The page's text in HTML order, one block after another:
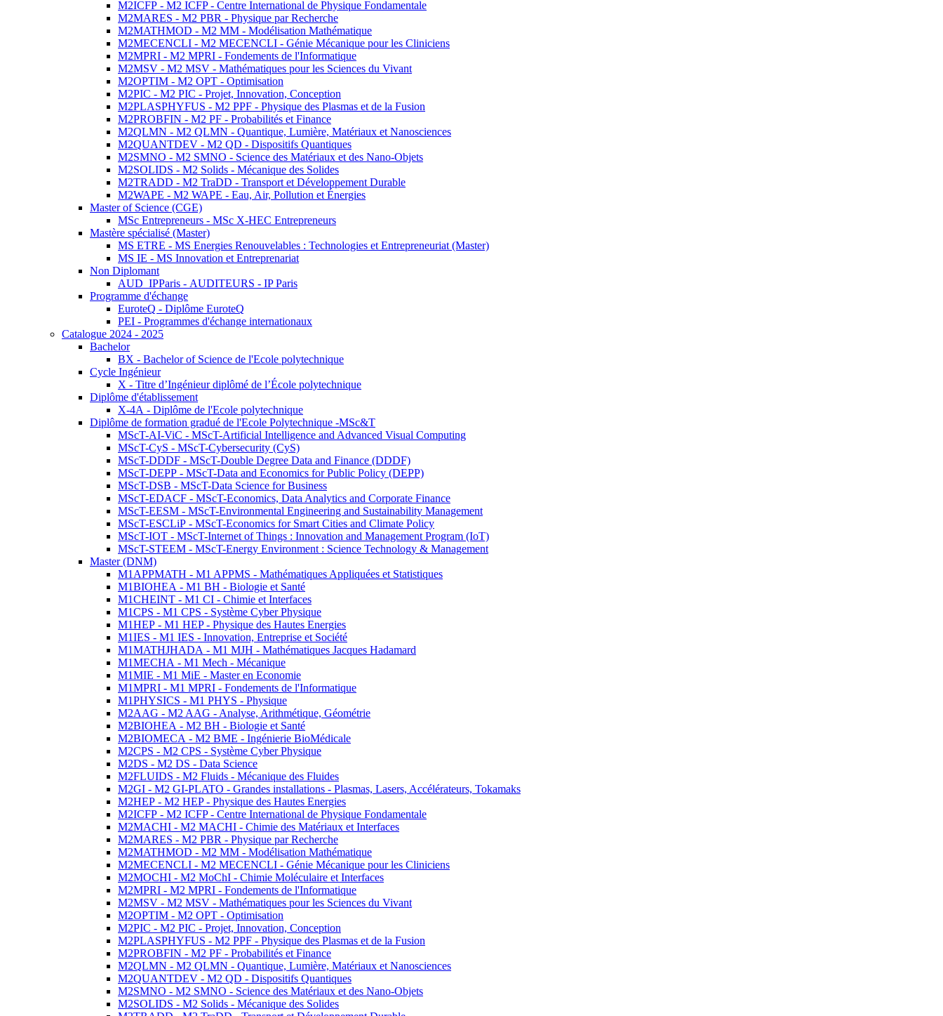
M2ICFP - M2 ICFP - Centre International de Physique Fondamentale
M2MARES - M2 PBR - Physique par Recherche
M2MATHMOD - M2 MM - Modélisation Mathématique
M2MECENCLI - M2 MECENCLI - Génie Mécanique pour les Cliniciens
M2MPRI - M2 MPRI - Fondements de l'Informatique
M2MSV - M2 MSV - Mathématiques pour les Sciences du Vivant
M2OPTIM - M2 OPT - Optimisation
M2PIC - M2 PIC - Projet, Innovation, Conception
M2PLASPHYFUS - M2 PPF - Physique des Plasmas et de la Fusion
M2PROBFIN - M2 PF - Probabilités et Finance
M2QLMN - M2 QLMN - Quantique, Lumière, Matériaux et Nanosciences
M2QUANTDEV - M2 QD - Dispositifs Quantiques
M2SMNO - M2 SMNO - Science des Matériaux et des Nano-Objets
M2SOLIDS - M2 Solids - Mécanique des Solides
M2TRADD - M2 TraDD - Transport et Développement Durable
M2WAPE - M2 WAPE - Eau, Air, Pollution et Énergies
Master of Science (CGE)
MSc Entrepreneurs - MSc X-HEC Entrepreneurs
Mastère spécialisé (Master)
MS ETRE - MS Energies Renouvelables : Technologies et Entrepreneuriat (Master)
MS IE - MS Innovation et Entreprenariat
Non Diplomant
AUD_IPParis - AUDITEURS - IP Paris
Programme d'échange
EuroteQ - Diplôme EuroteQ
PEI - Programmes d'échange internationaux
Catalogue 2024 - 2025
Bachelor
BX - Bachelor of Science de l'Ecole polytechnique
Cycle Ingénieur
X - Titre d’Ingénieur diplômé de l’École polytechnique
Diplôme d'établissement
X-4A - Diplôme de l'Ecole polytechnique
Diplôme de formation gradué de l'Ecole Polytechnique -MSc&T
MScT-AI-ViC - MScT-Artificial Intelligence and Advanced Visual Computing
MScT-CyS - MScT-Cybersecurity (CyS)
MScT-DDDF - MScT-Double Degree Data and Finance (DDDF)
MScT-DEPP - MScT-Data and Economics for Public Policy (DEPP)
MScT-DSB - MScT-Data Science for Business
MScT-EDACF - MScT-Economics, Data Analytics and Corporate Finance
MScT-EESM - MScT-Environmental Engineering and Sustainability Management
MScT-ESCLiP - MScT-Economics for Smart Cities and Climate Policy
MScT-IOT - MScT-Internet of Things : Innovation and Management Program (IoT)
MScT-STEEM - MScT-Energy Environment : Science Technology & Management
Master (DNM)
M1APPMATH - M1 APPMS - Mathématiques Appliquées et Statistiques
M1BIOHEA - M1 BH - Biologie et Santé
M1CHEINT - M1 CI - Chimie et Interfaces
M1CPS - M1 CPS - Système Cyber Physique
M1HEP - M1 HEP - Physique des Hautes Energies
M1IES - M1 IES - Innovation, Entreprise et Société
M1MATHJHADA - M1 MJH - Mathématiques Jacques Hadamard
M1MECHA - M1 Mech - Mécanique
M1MIE - M1 MiE - Master en Economie
M1MPRI - M1 MPRI - Fondements de l'Informatique
M1PHYSICS - M1 PHYS - Physique
M2AAG - M2 AAG - Analyse, Arithmétique, Géométrie
M2BIOHEA - M2 BH - Biologie et Santé
M2BIOMECA - M2 BME - Ingénierie BioMédicale
M2CPS - M2 CPS - Système Cyber Physique
M2DS - M2 DS - Data Science
M2FLUIDS - M2 Fluids - Mécanique des Fluides
M2GI - M2 GI-PLATO - Grandes installations - Plasmas, Lasers, Accélérateurs, Tokamaks
M2HEP - M2 HEP - Physique des Hautes Energies
M2ICFP - M2 ICFP - Centre International de Physique Fondamentale
M2MACHI - M2 MACHI - Chimie des Matériaux et Interfaces
M2MARES - M2 PBR - Physique par Recherche
M2MATHMOD - M2 MM - Modélisation Mathématique
M2MECENCLI - M2 MECENCLI - Génie Mécanique pour les Cliniciens
M2MOCHI - M2 MoChI - Chimie Moléculaire et Interfaces
M2MPRI - M2 MPRI - Fondements de l'Informatique
M2MSV - M2 MSV - Mathématiques pour les Sciences du Vivant
M2OPTIM - M2 OPT - Optimisation
M2PIC - M2 PIC - Projet, Innovation, Conception
M2PLASPHYFUS - M2 PPF - Physique des Plasmas et de la Fusion
M2PROBFIN - M2 PF - Probabilités et Finance
M2QLMN - M2 QLMN - Quantique, Lumière, Matériaux et Nanosciences
M2QUANTDEV - M2 QD - Dispositifs Quantiques
M2SMNO - M2 SMNO - Science des Matériaux et des Nano-Objets
M2SOLIDS - M2 Solids - Mécanique des Solides